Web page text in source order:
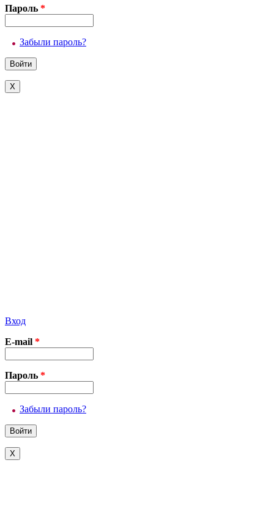
X
Пароль *
Забыли пароль?
X
Вход
E-mail *
Пароль *
Забыли пароль?
X